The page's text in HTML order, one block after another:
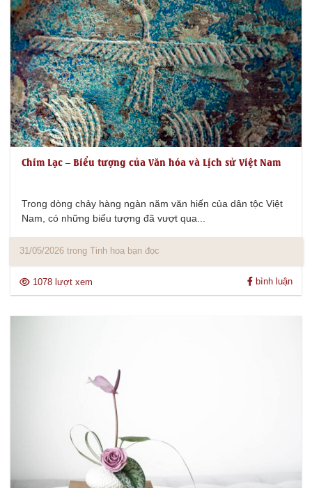
Chim Lạc – Biểu tượng của Văn hóa và Lịch sử Việt Nam
Trong dòng chảy hàng ngàn năm văn hiến của dân tộc Việt
Nam, có những biểu tượng đã vượt qua...
31/05/2026 trong Tinh hoa bạn đọc
1078 lượt xem bình luận